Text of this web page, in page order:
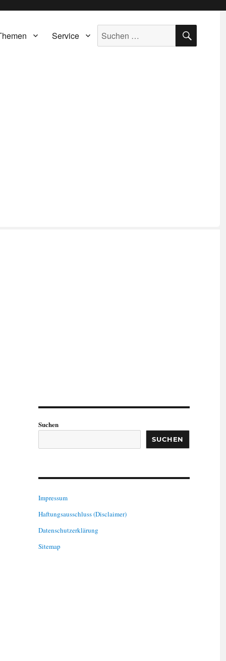
Service
Suche
nach:
Suchen
SUCHEN
Impressum
Haftungsausschluss (Disclaimer)
Datenschutzerklärung
Sitemap